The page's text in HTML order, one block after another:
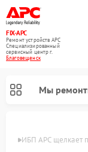
FIX-APC
Ремонт устройств APC
Специализированный
cервисный центр г.
Благовещенск
Мы
ИБП APC щелкает